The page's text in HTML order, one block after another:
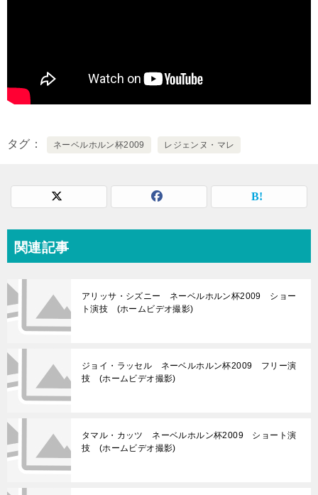
タグ ネーベルホルン杯2009 レジェンヌ・マレ
関連記事
アリッサ・シズニー ネーベルホルン杯2009 ショー
ト演技 (ホームビデオ撮影)
ジョイ・ラッセル ネーベルホルン杯2009 フリー演
技 (ホームビデオ撮影)
タマル・カッツ ネーベルホルン杯2009 ショート演
技 (ホームビデオ撮影)